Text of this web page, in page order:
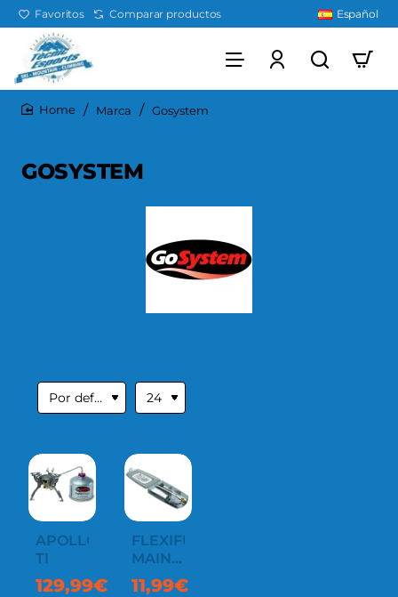
Favoritos Comparar productos Español
Marca Gosystem
GOSYSTEM
APOLLO
TI
129,99€
FLEXIFUEL
MAINTENACE
KIT
11,99€